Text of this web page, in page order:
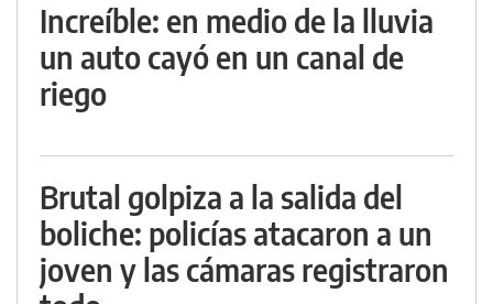
Increíble: en medio de la lluvia
un auto cayó en un canal de
riego
Brutal golpiza a la salida del
boliche: policías atacaron a un
joven y las cámaras registraron